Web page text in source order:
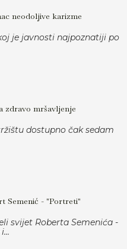
neodoljive karizme
je javnosti najpoznatiji po
zdravo mršavljenje
dostupno čak sedam
Semenić - "Portreti"
svijet Roberta Semenića -